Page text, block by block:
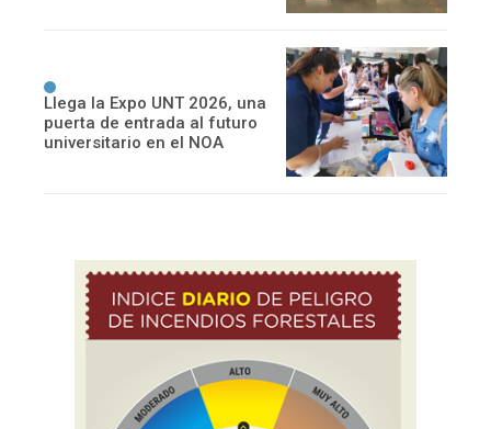
Llega la Expo UNT 2026, una
puerta de entrada al futuro
universitario en el NOA